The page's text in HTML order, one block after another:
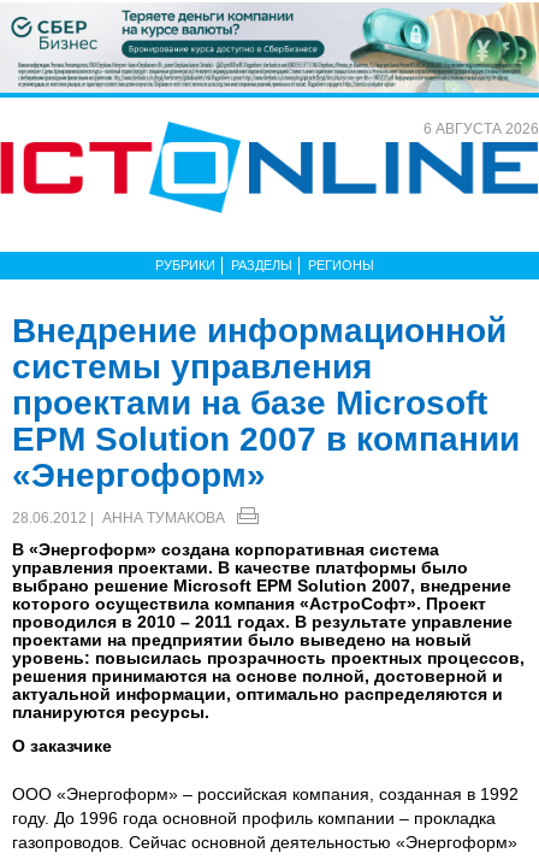
6 АВГУСТА 2026
РУБРИКИ РАЗДЕЛЫ РЕГИОНЫ
Внедрение информационной
системы управления
проектами на базе Microsoft
EPM Solution 2007 в компании
«Энергоформ»
28.06.2012 | АННА ТУМАКОВА
В «Энергоформ» создана корпоративная система
управления проектами. В качестве платформы было
выбрано решение Microsoft EPM Solution 2007, внедрение
которого осуществила компания «АстроСофт». Проект
проводился в 2010 – 2011 годах. В результате управление
проектами на предприятии было выведено на новый
уровень: повысилась прозрачность проектных процессов,
решения принимаются на основе полной, достоверной и
актуальной информации, оптимально распределяются и
планируются ресурсы.
О заказчике
ООО «Энергоформ» – российская компания, созданная в 1992
году. До 1996 года основной профиль компании – прокладка
газопроводов. Сейчас основной деятельностью «Энергоформ»